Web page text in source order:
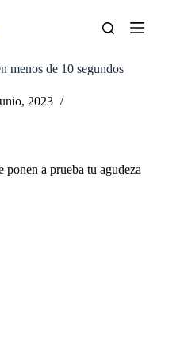
menos de 10 segundos
2023
ponen a prueba tu agudeza